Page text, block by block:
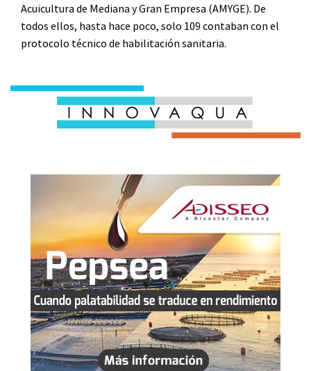
Acuicultura de Mediana y Gran Empresa (AMYGE). De
todos ellos, hasta hace poco, solo 109 contaban con el
protocolo técnico de habilitación sanitaria.